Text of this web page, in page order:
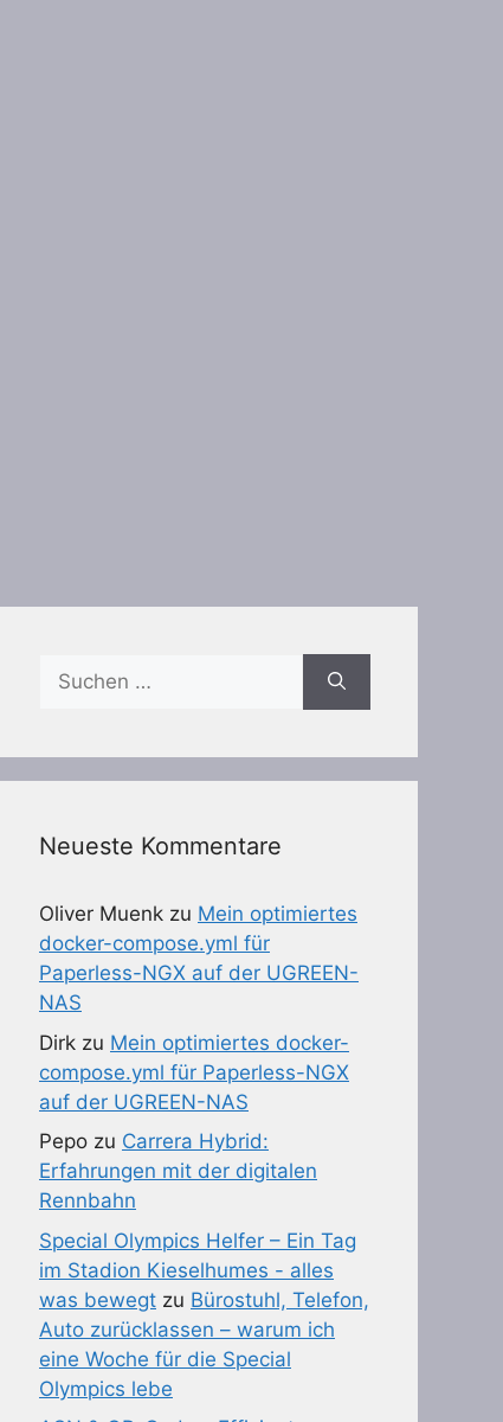
Suchen
nach:
Neueste Kommentare
Oliver Muenk zu Mein optimiertes
docker-compose.yml für
Paperless-NGX auf der UGREEN-
NAS
Dirk zu Mein optimiertes docker-
compose.yml für Paperless-NGX
auf der UGREEN-NAS
Pepo zu Carrera Hybrid:
Erfahrungen mit der digitalen
Rennbahn
Special Olympics Helfer – Ein Tag
im Stadion Kieselhumes - alles
was bewegt zu Bürostuhl, Telefon,
Auto zurücklassen – warum ich
eine Woche für die Special
Olympics lebe